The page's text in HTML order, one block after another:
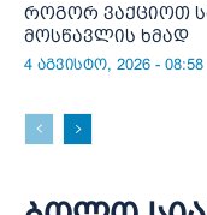
როგორ ვაქციოთ
მოსწავლის ხმად
4 აგვისტო, 2026 - 08:58